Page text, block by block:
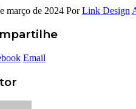
março de 2024 Por Link Design
Email